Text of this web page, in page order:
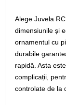
Alege Juvela
dimensiunile și
ornamentul cu
durabile
rapidă. Asta
complicații,
controlate de la